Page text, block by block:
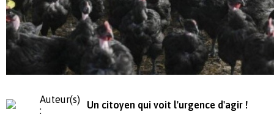
Auteur(s)
:
Un citoyen qui voit l'urgence d'agir !